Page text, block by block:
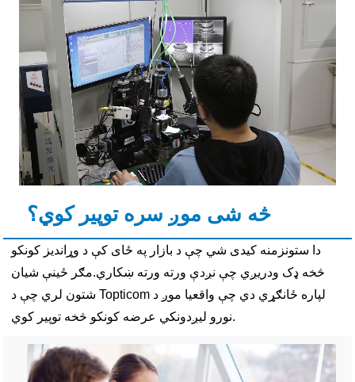
څه شی موږ سره توپیر کوي؟
دا ستونزمنه کیدی شي چې د بازار په ځای کې د وړاندیز کونکو
څخه ډک ودریږي چې نږدې ورته ورته ښکاري.مګر ځینې شیان
شتون لري چې د Topticom لپاره ځانګړي دي چې واقعیا موږ د
نورو لیږدونکي عرضه کونکو څخه توپیر کوي.